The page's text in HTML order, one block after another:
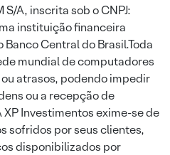
A, inscrita sob o CNPJ:
instituição financeira
Central do Brasil.Toda
mundial de computadores
atrasos, podendo impedir
ou a recepção de
Investimentos exime-se de
sofridos por seus clientes,
disponibilizados por